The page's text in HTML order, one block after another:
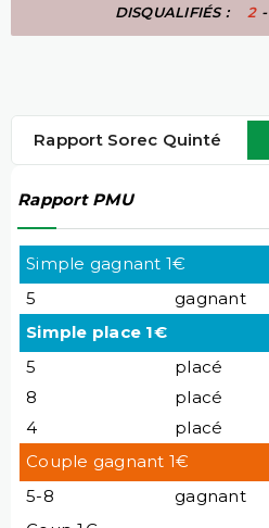
DISQUALIFIÉS : 2-
Rapport Sorec Quinté
Rapport PMU
Simple gagnant 1€
5
gagnant
Simple place 1€
5
placé
8
placé
4
placé
Couple gagnant 1€
5-8
gagnant